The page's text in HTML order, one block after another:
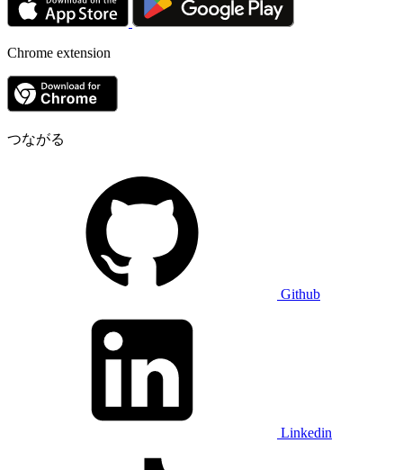
Chrome extension
つながる
Github
Linkedin